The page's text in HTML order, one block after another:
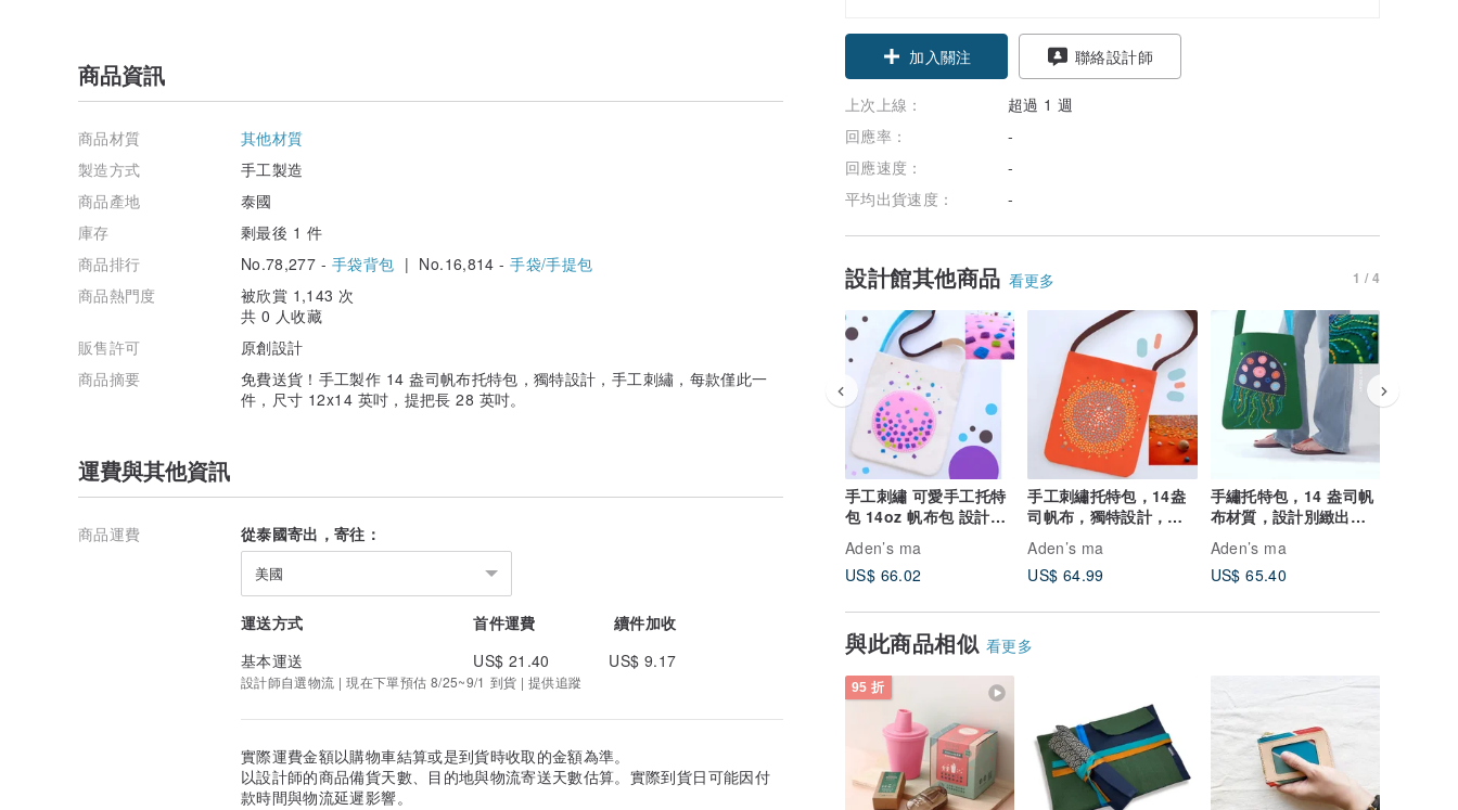
加入關注 聯絡設計師
上次上線：
超過 1 週
回應率：
-
回應速度：
-
平均出貨速度：
-
設計館其他商品 看更多 1 / 4
手工刺繡 可愛手工托特
包 14oz 帆布包 設計時
尚 尺寸 12x13.5 英吋
Aden’s ma
US$ 66.02
手工刺繡托特包，14盎
司帆布，獨特設計，尺
寸14x12英吋。
Aden’s ma
US$ 64.99
手繡托特包，14 盎司帆
布材質，設計別緻出
眾。尺寸 12x14 英吋。
Aden’s ma
US$ 65.40
與此商品相似 看更多
95 折
商品資訊
商品材質
其他材質
製造方式
手工製造
商品產地
泰國
庫存
剩最後 1 件
商品排行
No.78,277 - 手袋背包 | No.16,814 -手袋/手提包
商品熱門度
被欣賞 1,143 次
共 0 人收藏
販售許可
原創設計
商品摘要
免費送貨！手工製作 14 盎司帆布托特包，獨特設計，手工刺繡，每款僅此一
件，尺寸 12x14 英吋，提把長 28 英吋。
運費與其他資訊
商品運費 從泰國寄出，寄往：
美國
運送方式 首件運費
續件加收
基本運送
US$ 21.40 US$ 9.17
設計師自選物流 | 現在下單預估 8/25~9/1 到貨 | 提供追蹤
實際運費金額以購物車結算或是到貨時收取的金額為準。
以設計師的商品備貨天數、目的地與物流寄送天數估算。實際到貨日可能因付
款時間與物流延遲影響。